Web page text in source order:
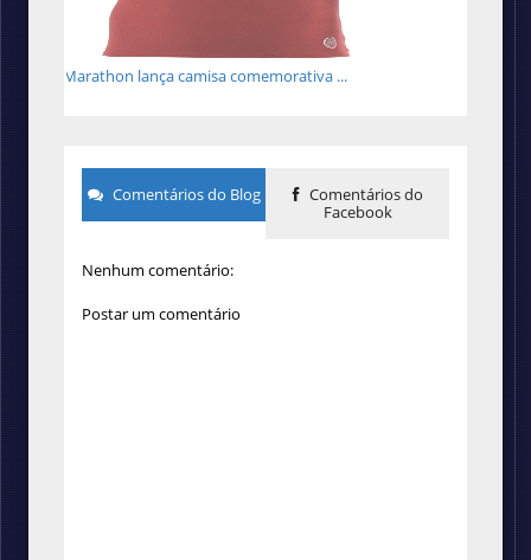
Marathon lança camisa comemorativa ...
Comentários do Blog
Comentários do
Facebook
Nenhum comentário:
Postar um comentário